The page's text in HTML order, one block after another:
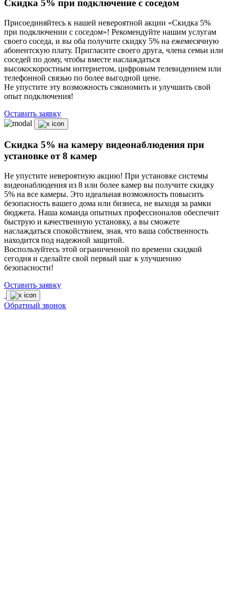
Скидка 5% при подключение с соседом
Присоединяйтесь к нашей невероятной акции «Скидка 5%
при подключении с соседом»! Рекомендуйте нашим услугам
своего соседа, и вы оба получите скидку 5% на ежемесячную
абонентскую плату. Пригласите своего друга, члена семьи или
соседей по дому, чтобы вместе наслаждаться
высокоскоростным интернетом, цифровым телевидением или
телефонной связью по более выгодной цене.
Не упустите эту возможность сэкономить и улучшить свой
опыт подключения!
Оставить заявку
Скидка 5% на камеру видеонаблюдения при
установке от 8 камер
Не упустите невероятную акцию! При установке системы
видеонаблюдения из 8 или более камер вы получите скидку
5% на все камеры. Это идеальная возможность повысить
безопасность вашего дома или бизнеса, не выходя за рамки
бюджета. Наша команда опытных профессионалов обеспечит
быструю и качественную установку, а вы сможете
наслаждаться спокойствием, зная, что ваша собственность
находится под надежной защитой.
Воспользуйтесь этой ограниченной по времени скидкой
сегодня и сделайте свой первый шаг к улучшению
безопасности!
Оставить заявку
Обратный звонок